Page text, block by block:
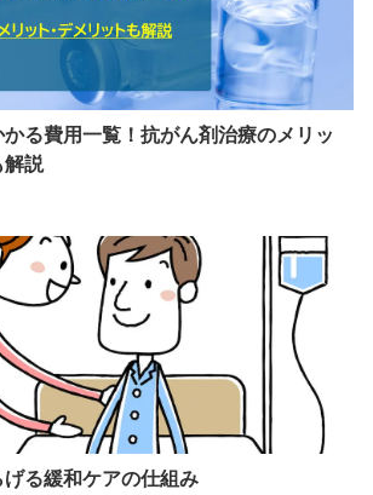
る費用一覧！抗がん剤治療のメリッ
解説
る緩和ケアの仕組み